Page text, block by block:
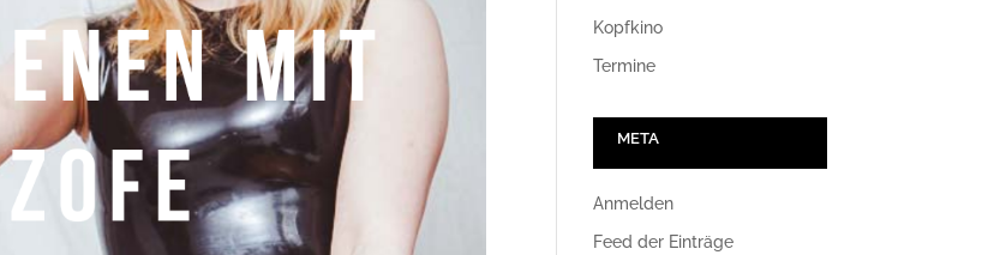
Kopfkino
Termine
META
Anmelden
Feed der Einträge